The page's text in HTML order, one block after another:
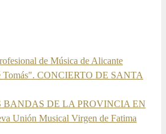
de Música de Alicante
Tomás". CONCIERTO DE SANTA
BANDAS DE LA PROVINCIA EN
Unión Musical Virgen de Fatima